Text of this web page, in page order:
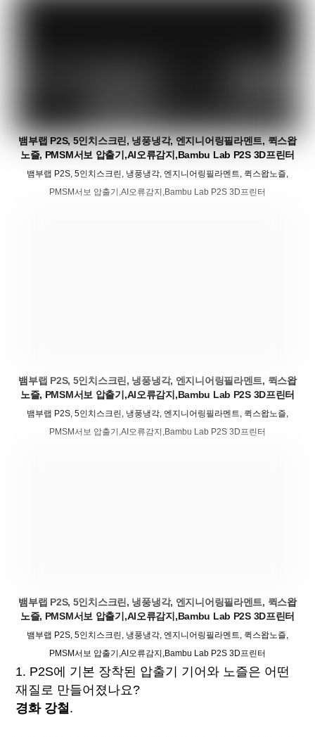
뱀부랩 P2S, 5인치스크린, 냉풍냉각, 엔지니어링필라멘트, 퀵스왑
노즐, PMSM서보 압출기,AI오류감지,Bambu Lab P2S 3D프린터
뱀부랩 P2S, 5인치스크린, 냉풍냉각, 엔지니어링필라멘트, 퀵스왑노즐,
PMSM서보 압출기,AI오류감지,Bambu Lab P2S 3D프린터
뱀부랩 P2S, 5인치스크린, 냉풍냉각, 엔지니어링필라멘트, 퀵스왑
노즐, PMSM서보 압출기,AI오류감지,Bambu Lab P2S 3D프린터
뱀부랩 P2S, 5인치스크린, 냉풍냉각, 엔지니어링필라멘트, 퀵스왑노즐,
PMSM서보 압출기,AI오류감지,Bambu Lab P2S 3D프린터
뱀부랩 P2S, 5인치스크린, 냉풍냉각, 엔지니어링필라멘트, 퀵스왑
노즐, PMSM서보 압출기,AI오류감지,Bambu Lab P2S 3D프린터
뱀부랩 P2S, 5인치스크린, 냉풍냉각, 엔지니어링필라멘트, 퀵스왑노즐,
PMSM서보 압출기,AI오류감지,Bambu Lab P2S 3D프린터
1. P2S에 기본 장착된 압출기 기어와 노즐은 어떤
재질로 만들어졌나요?
경화 강철.